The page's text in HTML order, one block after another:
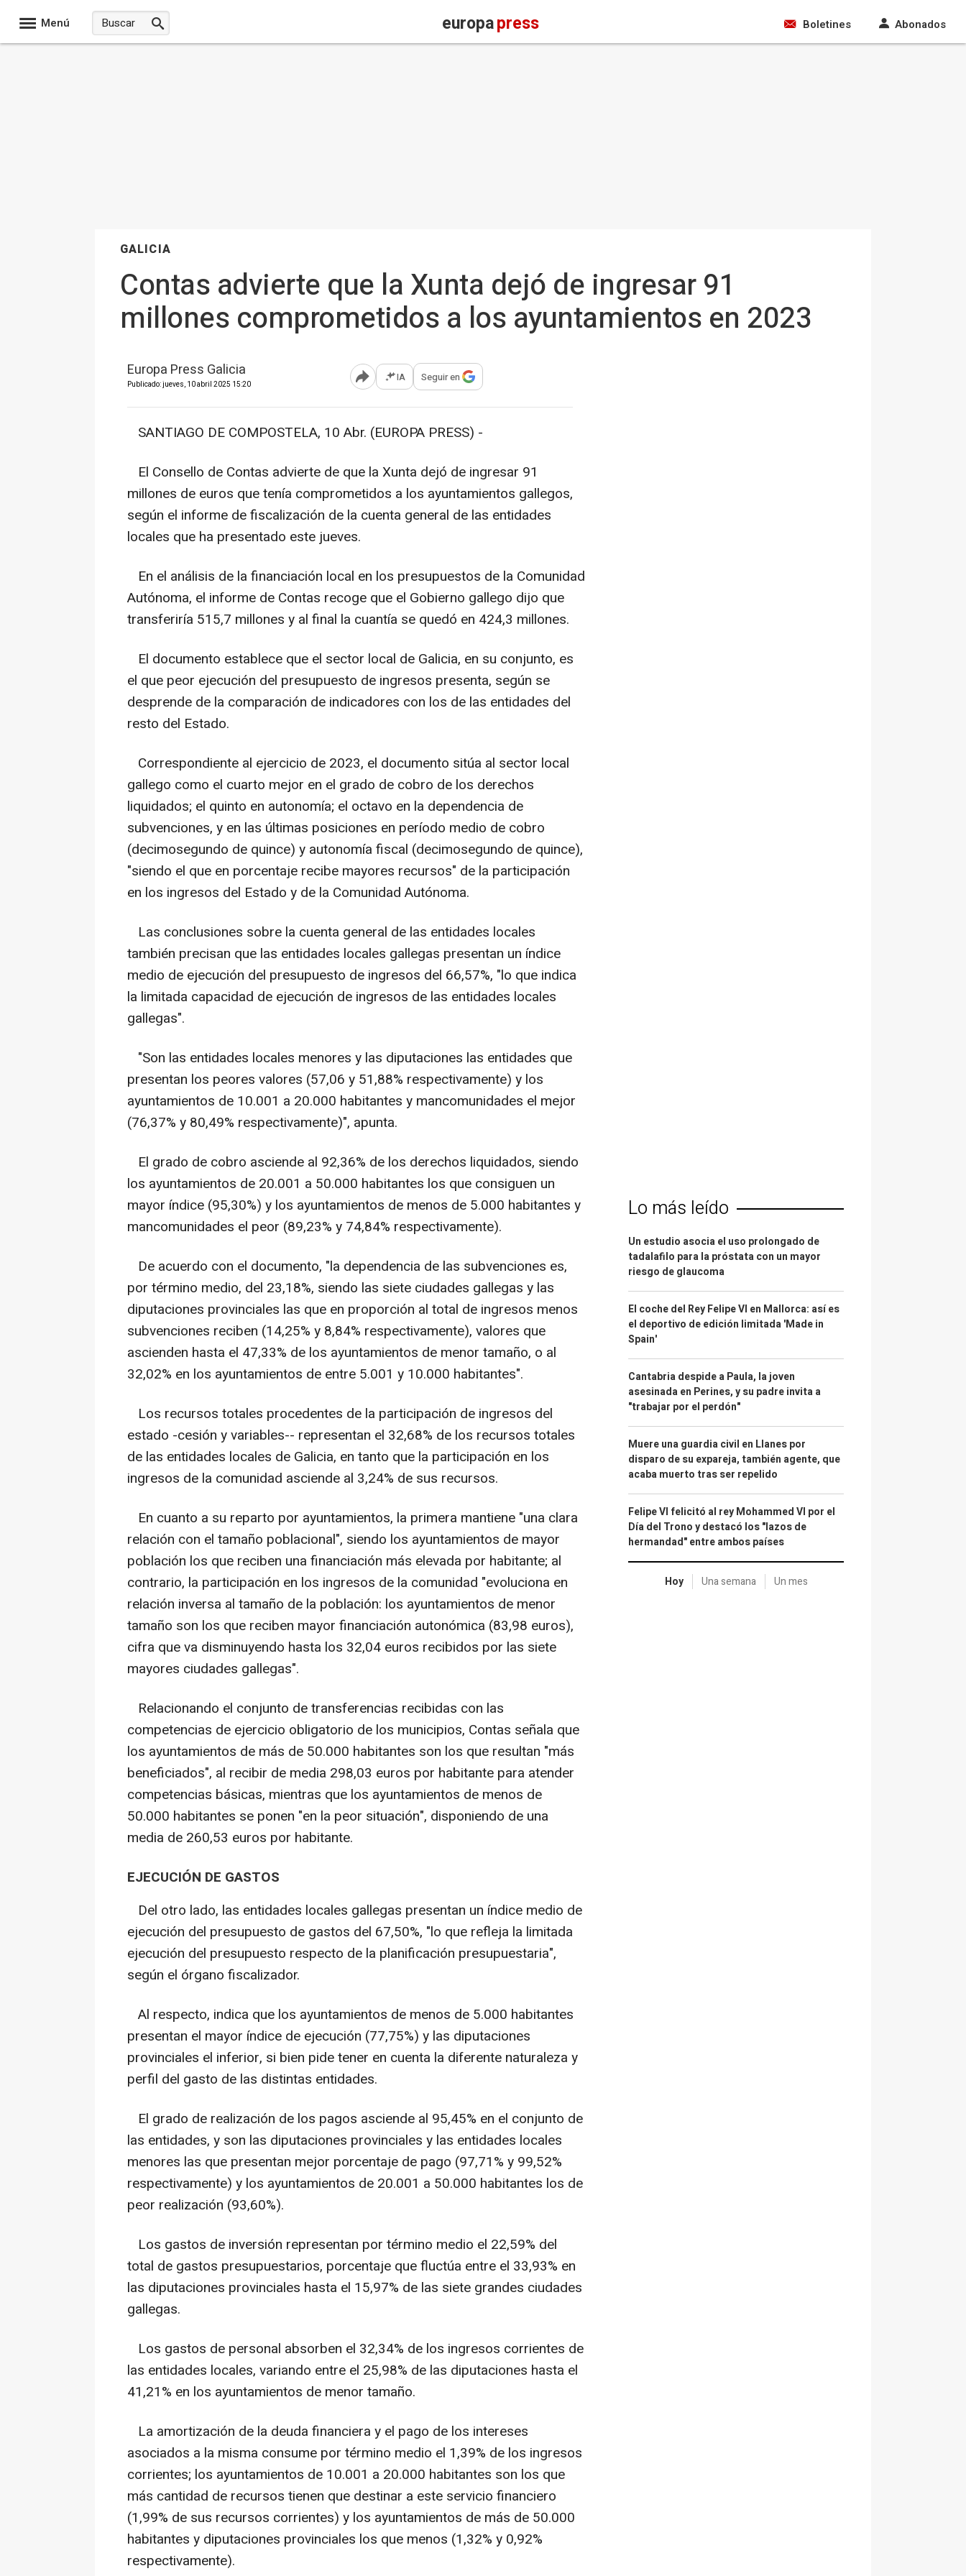
Menú europapress Boletines Abonados
GALICIA
Contas advierte que la Xunta dejó de ingresar 91
millones comprometidos a los ayuntamientos en 2023
Europa Press Galicia
Publicado: jueves, 10 abril 2025 15:20 Abrir opciones para compartir
IA Seguir en
SANTIAGO DE COMPOSTELA, 10 Abr. (EUROPA PRESS) -
El Consello de Contas advierte de que la Xunta dejó de ingresar 91
millones de euros que tenía comprometidos a los ayuntamientos gallegos,
según el informe de fiscalización de la cuenta general de las entidades
locales que ha presentado este jueves.
En el análisis de la financiación local en los presupuestos de la Comunidad
Autónoma, el informe de Contas recoge que el Gobierno gallego dijo que
transferiría 515,7 millones y al final la cuantía se quedó en 424,3 millones.
El documento establece que el sector local de Galicia, en su conjunto, es
el que peor ejecución del presupuesto de ingresos presenta, según se
desprende de la comparación de indicadores con los de las entidades del
resto del Estado.
Correspondiente al ejercicio de 2023, el documento sitúa al sector local
gallego como el cuarto mejor en el grado de cobro de los derechos
liquidados; el quinto en autonomía; el octavo en la dependencia de
subvenciones, y en las últimas posiciones en período medio de cobro
(decimosegundo de quince) y autonomía fiscal (decimosegundo de quince),
"siendo el que en porcentaje recibe mayores recursos" de la participación
en los ingresos del Estado y de la Comunidad Autónoma.
Las conclusiones sobre la cuenta general de las entidades locales
también precisan que las entidades locales gallegas presentan un índice
medio de ejecución del presupuesto de ingresos del 66,57%, "lo que indica
la limitada capacidad de ejecución de ingresos de las entidades locales
gallegas".
"Son las entidades locales menores y las diputaciones las entidades que
presentan los peores valores (57,06 y 51,88% respectivamente) y los
ayuntamientos de 10.001 a 20.000 habitantes y mancomunidades el mejor
(76,37% y 80,49% respectivamente)", apunta.
El grado de cobro asciende al 92,36% de los derechos liquidados, siendo
los ayuntamientos de 20.001 a 50.000 habitantes los que consiguen un
mayor índice (95,30%) y los ayuntamientos de menos de 5.000 habitantes y
mancomunidades el peor (89,23% y 74,84% respectivamente).
De acuerdo con el documento, "la dependencia de las subvenciones es,
por término medio, del 23,18%, siendo las siete ciudades gallegas y las
diputaciones provinciales las que en proporción al total de ingresos menos
subvenciones reciben (14,25% y 8,84% respectivamente), valores que
ascienden hasta el 47,33% de los ayuntamientos de menor tamaño, o al
32,02% en los ayuntamientos de entre 5.001 y 10.000 habitantes".
Los recursos totales procedentes de la participación de ingresos del
estado -cesión y variables-- representan el 32,68% de los recursos totales
de las entidades locales de Galicia, en tanto que la participación en los
ingresos de la comunidad asciende al 3,24% de sus recursos.
En cuanto a su reparto por ayuntamientos, la primera mantiene "una clara
relación con el tamaño poblacional", siendo los ayuntamientos de mayor
población los que reciben una financiación más elevada por habitante; al
contrario, la participación en los ingresos de la comunidad "evoluciona en
relación inversa al tamaño de la población: los ayuntamientos de menor
tamaño son los que reciben mayor financiación autonómica (83,98 euros),
cifra que va disminuyendo hasta los 32,04 euros recibidos por las siete
mayores ciudades gallegas".
Relacionando el conjunto de transferencias recibidas con las
competencias de ejercicio obligatorio de los municipios, Contas señala que
los ayuntamientos de más de 50.000 habitantes son los que resultan "más
beneficiados", al recibir de media 298,03 euros por habitante para atender
competencias básicas, mientras que los ayuntamientos de menos de
50.000 habitantes se ponen "en la peor situación", disponiendo de una
media de 260,53 euros por habitante.
EJECUCIÓN DE GASTOS
Del otro lado, las entidades locales gallegas presentan un índice medio de
ejecución del presupuesto de gastos del 67,50%, "lo que refleja la limitada
ejecución del presupuesto respecto de la planificación presupuestaria",
según el órgano fiscalizador.
Al respecto, indica que los ayuntamientos de menos de 5.000 habitantes
presentan el mayor índice de ejecución (77,75%) y las diputaciones
provinciales el inferior, si bien pide tener en cuenta la diferente naturaleza y
perfil del gasto de las distintas entidades.
El grado de realización de los pagos asciende al 95,45% en el conjunto de
las entidades, y son las diputaciones provinciales y las entidades locales
menores las que presentan mejor porcentaje de pago (97,71% y 99,52%
respectivamente) y los ayuntamientos de 20.001 a 50.000 habitantes los de
peor realización (93,60%).
Los gastos de inversión representan por término medio el 22,59% del
total de gastos presupuestarios, porcentaje que fluctúa entre el 33,93% en
las diputaciones provinciales hasta el 15,97% de las siete grandes ciudades
gallegas.
Los gastos de personal absorben el 32,34% de los ingresos corrientes de
las entidades locales, variando entre el 25,98% de las diputaciones hasta el
41,21% en los ayuntamientos de menor tamaño.
La amortización de la deuda financiera y el pago de los intereses
asociados a la misma consume por término medio el 1,39% de los ingresos
corrientes; los ayuntamientos de 10.001 a 20.000 habitantes son los que
más cantidad de recursos tienen que destinar a este servicio financiero
(1,99% de sus recursos corrientes) y los ayuntamientos de más de 50.000
habitantes y diputaciones provinciales los que menos (1,32% y 0,92%
respectivamente).
Lo más leído
Un estudio asocia el uso prolongado de
tadalafilo para la próstata con un mayor
riesgo de glaucoma
El coche del Rey Felipe VI en Mallorca: así es
el deportivo de edición limitada 'Made in
Spain'
Cantabria despide a Paula, la joven
asesinada en Perines, y su padre invita a
"trabajar por el perdón"
Muere una guardia civil en Llanes por
disparo de su expareja, también agente, que
acaba muerto tras ser repelido
Felipe VI felicitó al rey Mohammed VI por el
Día del Trono y destacó los "lazos de
hermandad" entre ambos países
Hoy Una semana Un mes